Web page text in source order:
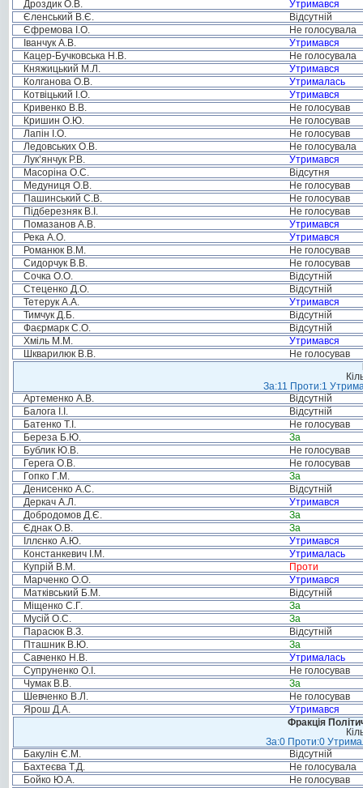
Дроздик О.В.
Утримався
Єленський В.Є.
Відсутній
Єфремова І.О.
Не голосувала
Іванчук А.В.
Утримався
Кацер-Бучковська Н.В.
Не голосувала
Княжицький М.Л.
Утримався
Колганова О.В.
Утрималась
Котвіцький І.О.
Утримався
Кривенко В.В.
Не голосував
Кришин О.Ю.
Не голосував
Лапін І.О.
Не голосував
Ледовських О.В.
Не голосувала
Лук’янчук Р.В.
Утримався
Масоріна О.С.
Відсутня
Медуниця О.В.
Не голосував
Пашинський С.В.
Не голосував
Підберезняк В.І.
Не голосував
Помазанов А.В.
Утримався
Река А.О.
Утримався
Романюк В.М.
Не голосував
Сидорчук В.В.
Не голосував
Сочка О.О.
Відсутній
Стеценко Д.О.
Відсутній
Тетерук А.А.
Утримався
Тимчук Д.Б.
Відсутній
Фаєрмарк С.О.
Відсутній
Хміль М.М.
Утримався
Шкварилюк В.В.
Не голосував
За:11 Проти:1
Артеменко А.В.
Відсутній
Балога І.І.
Відсутній
Батенко Т.І.
Не голосував
Береза Б.Ю.
За
Бублик Ю.В.
Не голосував
Герега О.В.
Не голосував
Гопко Г.М.
За
Денисенко А.С.
Відсутній
Деркач А.Л.
Утримався
Добродомов Д.Є.
За
Єднак О.В.
За
Іллєнко А.Ю.
Утримався
Констанкевич І.М.
Утрималась
Купрій В.М.
Проти
Марченко О.О.
Утримався
Матківський Б.М.
Відсутній
Міщенко С.Г.
За
Мусій О.С.
За
Парасюк В.З.
Відсутній
Пташник В.Ю.
За
Савченко Н.В.
Утрималась
Супруненко О.І.
Не голосував
Чумак В.В.
За
Шевченко В.Л.
Не голосував
Ярош Д.А.
Утримався
Фракція
За:0 Проти:0
Бакулін Є.М.
Відсутній
Бахтеєва Т.Д.
Не голосувала
Бойко Ю.А.
Не голосував